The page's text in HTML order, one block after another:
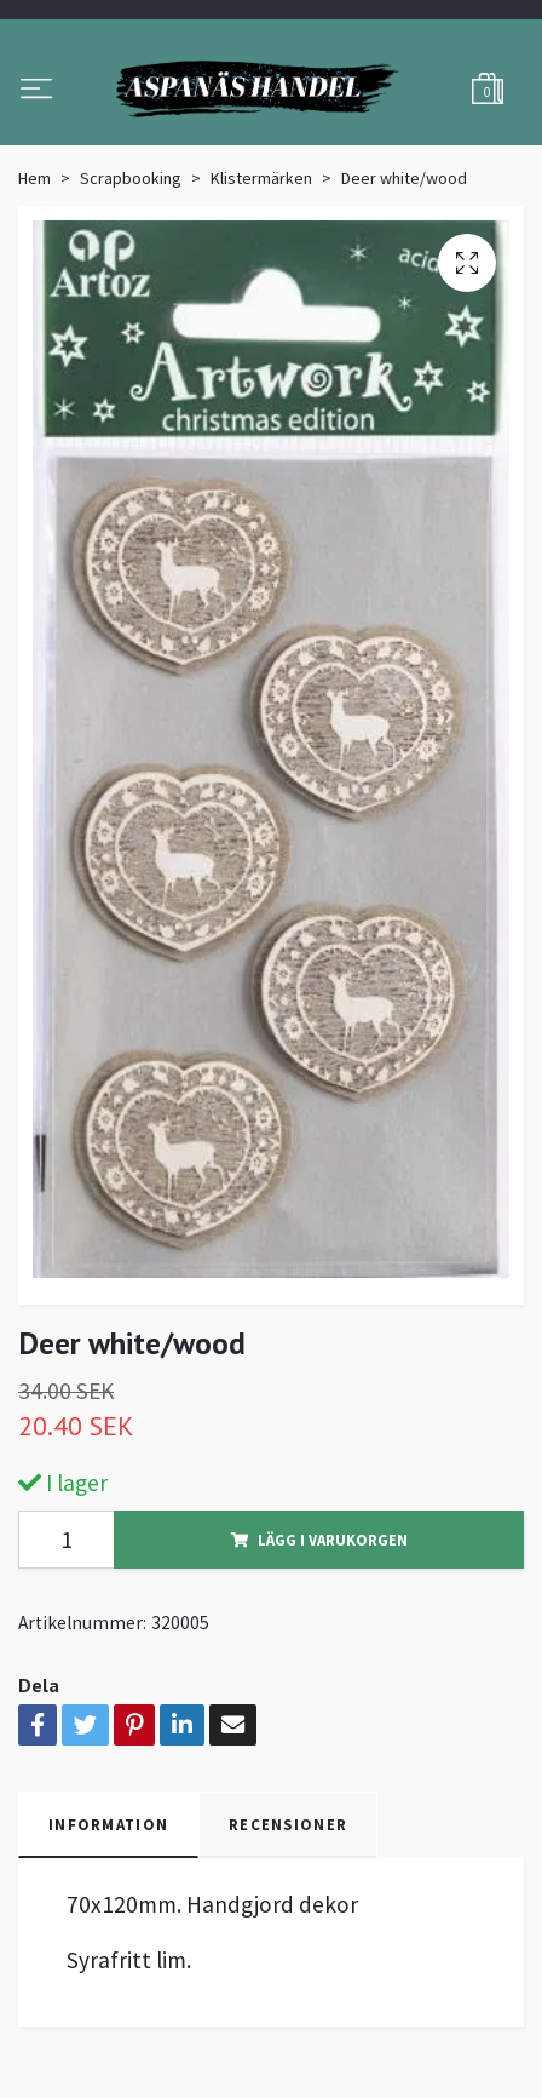
0
Hem Scrapbooking Klistermärken Deer white/wood
Deer white/wood
34.00 SEK
20.40 SEK
I lager
LÄGG I VARUKORGEN
Artikelnummer: 320005
Dela
INFORMATION RECENSIONER
70x120mm. Handgjord dekor
Syrafritt lim.